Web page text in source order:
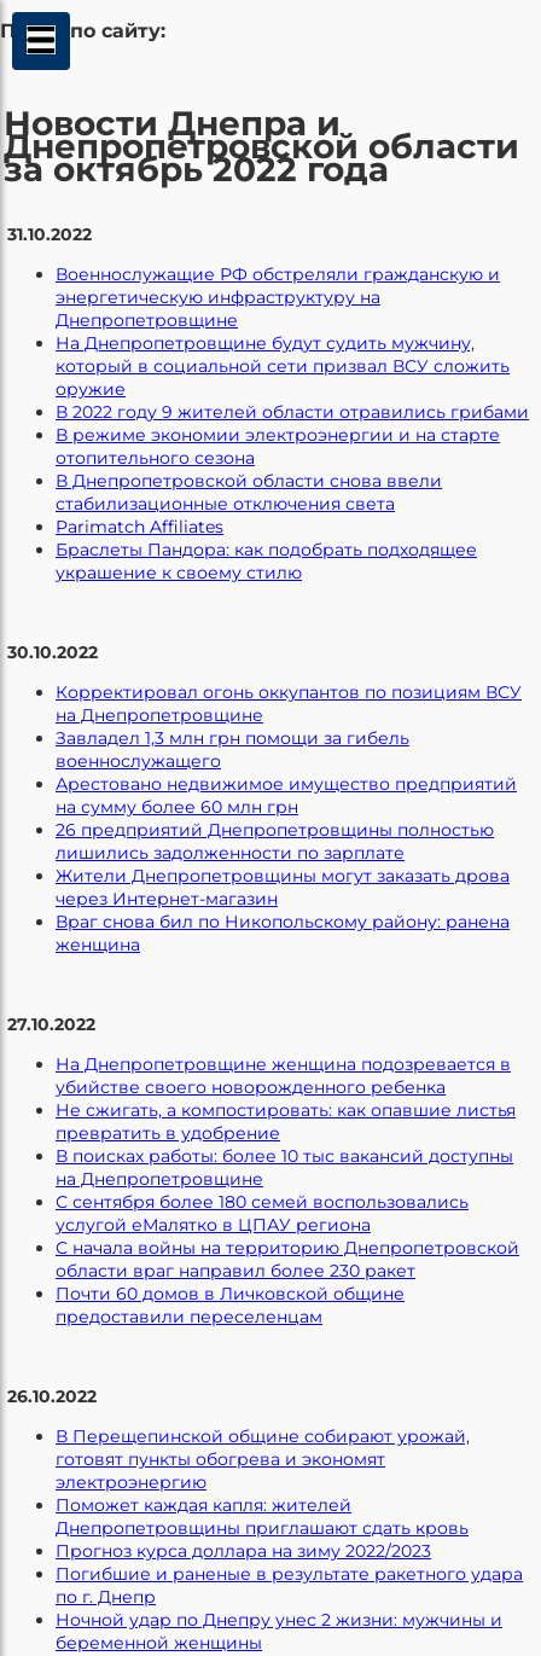
Поиск по сайту:
Новости Днепра и
Днепропетровской области
за октябрь 2022 года
31.10.2022
Военнослужащие РФ обстреляли гражданскую и
энергетическую инфраструктуру на
Днепропетровщине
На Днепропетровщине будут судить мужчину,
который в социальной сети призвал ВСУ сложить
оружие
В 2022 году 9 жителей области отравились грибами
В режиме экономии электроэнергии и на старте
отопительного сезона
В Днепропетровской области снова ввели
стабилизационные отключения света
Parimatch Affiliates
Браслеты Пандора: как подобрать подходящее
украшение к своему стилю
30.10.2022
Корректировал огонь оккупантов по позициям ВСУ
на Днепропетровщине
Завладел 1,3 млн грн помощи за гибель
военнослужащего
Арестовано недвижимое имущество предприятий
на сумму более 60 млн грн
26 предприятий Днепропетровщины полностью
лишились задолженности по зарплате
Жители Днепропетровщины могут заказать дрова
через Интернет-магазин
Враг снова бил по Никопольскому району: ранена
женщина
27.10.2022
На Днепропетровщине женщина подозревается в
убийстве своего новорожденного ребенка
Не сжигать, а компостировать: как опавшие листья
превратить в удобрение
В поисках работы: более 10 тыс вакансий доступны
на Днепропетровщине
С сентября более 180 семей воспользовались
услугой еМалятко в ЦПАУ региона
С начала войны на территорию Днепропетровской
области враг направил более 230 ракет
Почти 60 домов в Личковской общине
предоставили переселенцам
26.10.2022
В Перещепинской общине собирают урожай,
готовят пункты обогрева и экономят
электроэнергию
Поможет каждая капля: жителей
Днепропетровщины приглашают сдать кровь
Прогноз курса доллара на зиму 2022/2023
Погибшие и раненые в результате ракетного удара
по г. Днепр
Ночной удар по Днепру унес 2 жизни: мужчины и
беременной женщины